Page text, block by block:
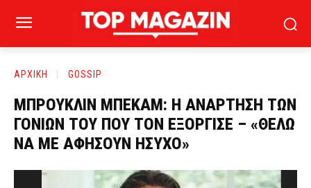
ΑΡΧΙΚΗ GOSSIP
ΜΠΡΟΥΚΛΙΝ ΜΠΕΚΑΜ: Η ΑΝΑΡΤΗΣΗ ΤΩΝ
ΓΟΝΙΩΝ ΤΟΥ ΠΟΥ ΤΟΝ ΕΞΟΡΓΙΣΕ – «ΘΕΛΩ
ΝΑ ΜΕ ΑΦΗΣΟΥΝ ΗΣΥΧΟ»